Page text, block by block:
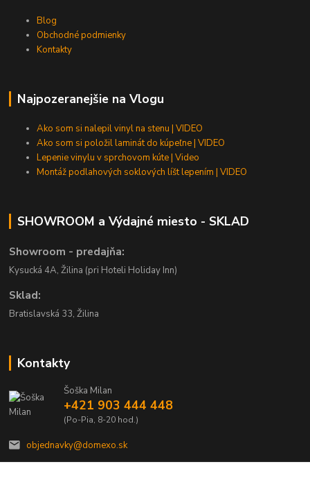
Blog
Obchodné podmienky
Kontakty
Najpozeranejšie na Vlogu
Ako som si nalepil vinyl na stenu | VIDEO
Ako som si položil laminát do kúpeľne | VIDEO
Lepenie vinylu v sprchovom kúte | Video
Montáž podlahových soklových líšt lepením | VIDEO
SHOWROOM a Výdajné miesto - SKLAD
Showroom - predajňa:
Kysucká 4A, Žilina (pri Hoteli Holiday Inn)
Sklad:
Bratislavská 33, Žilina
Kontakty
Šoška Milan
+421 903 444 448
(Po-Pia, 8-20 hod.)
objednavky@domexo.sk